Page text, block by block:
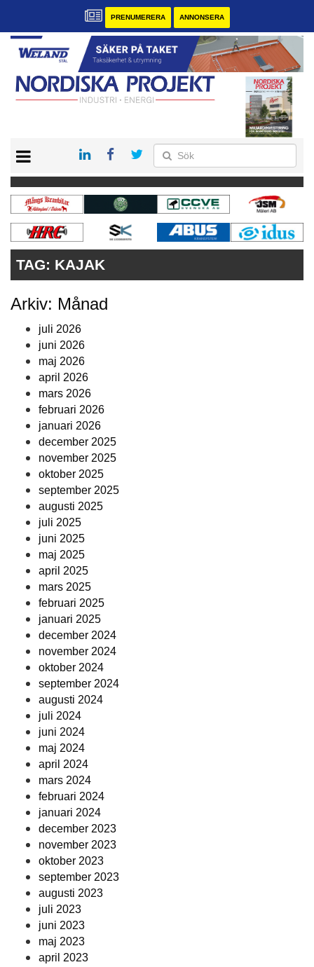
PRENUMERERA ANNONSERA
KONTAKT
VÅRA ANDRA MAGASIN
PRENUMERERA
ANNONSERA
TAG: KAJAK
Arkiv: Månad
juli 2026
juni 2026
maj 2026
april 2026
mars 2026
februari 2026
januari 2026
december 2025
november 2025
oktober 2025
september 2025
augusti 2025
juli 2025
juni 2025
maj 2025
april 2025
mars 2025
februari 2025
januari 2025
december 2024
november 2024
oktober 2024
september 2024
augusti 2024
juli 2024
juni 2024
maj 2024
april 2024
mars 2024
februari 2024
januari 2024
december 2023
november 2023
oktober 2023
september 2023
augusti 2023
juli 2023
juni 2023
maj 2023
april 2023